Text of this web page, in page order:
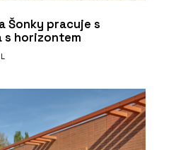
Šonky pracuje s
s horizontem